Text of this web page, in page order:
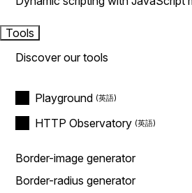
Tools
Discover our tools
Playground
HTTP Observatory
Border-image generator
Border-radius generator